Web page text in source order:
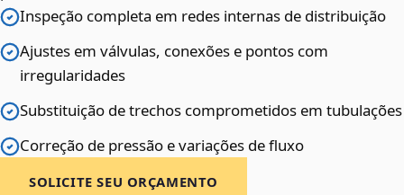
Inspeção completa em redes internas de distribuição
Ajustes em válvulas, conexões e pontos com
irregularidades
Substituição de trechos comprometidos em tubulações
Correção de pressão e variações de fluxo
SOLICITE SEU ORÇAMENTO